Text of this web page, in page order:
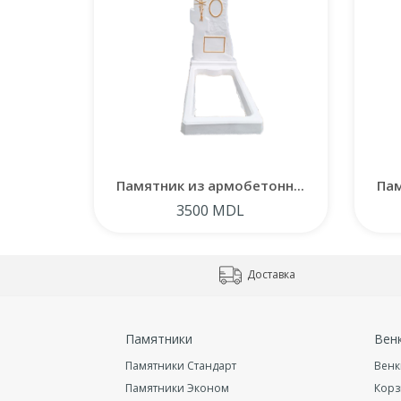
Памятник из армобетонн...
3500 MDL
Доставка
Памятники
Памятники Стандарт
Памятники Эконом